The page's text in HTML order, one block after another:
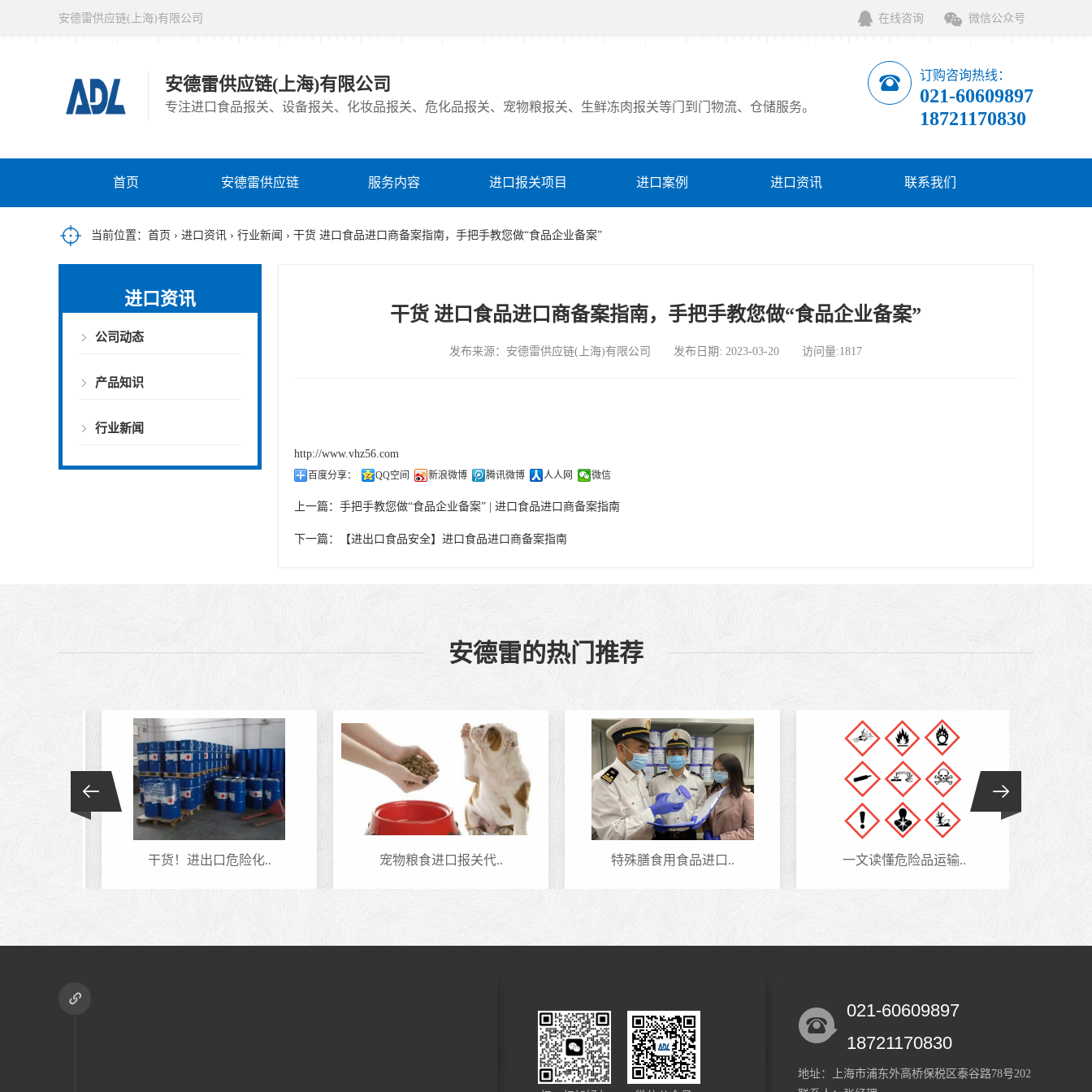
安德雷供应链(上海)有限公司 在线咨询 微信公众号
安德雷供应链(上海)有限公司
专注进口食品报关、设备报关、化妆品报关、危化品报关、宠物粮报关、生鲜冻肉报关等门到门物流、仓储服务。
订购咨询热线：
021-60609897
18721170830
首页 安德雷供应链 服务内容 进口报关项目 进口案例 进口资讯 联系我们
当前位置： 首页 › 进口资讯 › 行业新闻 › 干货 进口食品进口商备案指南，手把手教您做“食品企业备案”
进口资讯
公司动态
产品知识
行业新闻
干货 进口食品进口商备案指南，手把手教您做“食品企业备案”
发布来源：安德雷供应链(上海)有限公司 发布日期: 2023-03-20 访问量:1817
http://www.vhz56.com
百度分享： QQ空间 新浪微博 腾讯微博 人人网 微信
上一篇： 手把手教您做“食品企业备案” | 进口食品进口商备案指南
下一篇： 【进出口食品安全】进口食品进口商备案指南
安德雷的热门推荐
干货！进出口危险化.. 宠物粮食进口报关代.. 特殊膳食用食品进口.. 一文读懂危险品运输..
021-60609897
18721170830
地址：上海市浦东外高桥保税区泰谷路78号202